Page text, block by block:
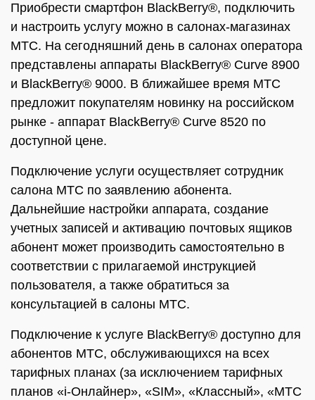
Приобрести смартфон BlackBerry®, подключить
и настроить услугу можно в салонах-магазинах
МТС. На сегодняшний день в салонах оператора
представлены аппараты BlackBerry® Curve 8900
и BlackBerry® 9000. В ближайшее время МТС
предложит покупателям новинку на российском
рынке - аппарат BlackBerry® Curve 8520 по
доступной цене.
Подключение услуги осуществляет сотрудник
салона МТС по заявлению абонента.
Дальнейшие настройки аппарата, создание
учетных записей и активацию почтовых ящиков
абонент может производить самостоятельно в
соответствии с прилагаемой инструкцией
пользователя, а также обратиться за
консультацией в салоны МТС.
Подключение к услуге BlackBerry® доступно для
абонентов МТС, обслуживающихся на всех
тарифных планах (за исключением тарифных
планов «i-Онлайнер», «SIM», «Классный», «МТС